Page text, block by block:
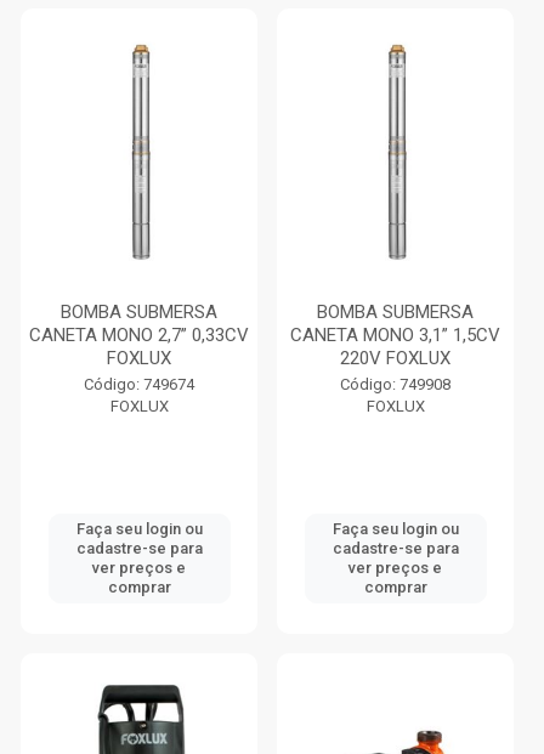
BOMBA SUBMERSA
CANETA MONO 2,7” 0,33CV
FOXLUX
Código: 749674
FOXLUX
Faça seu login ou
cadastre-se para
ver preços e
comprar
BOMBA SUBMERSA
CANETA MONO 3,1” 1,5CV
220V FOXLUX
Código: 749908
FOXLUX
Faça seu login ou
cadastre-se para
ver preços e
comprar